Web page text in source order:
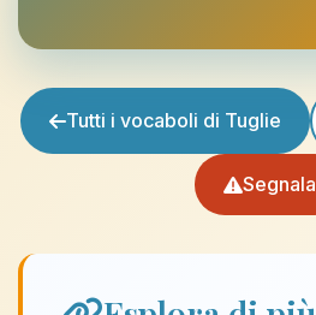
Tutti i vocaboli di Tuglie
Segnala